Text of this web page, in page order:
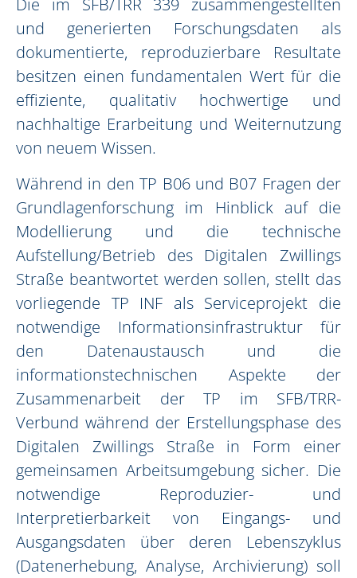
Die im SFB/TRR 339 zusammengestellten
und generierten Forschungsdaten als
dokumentierte, reproduzierbare Resultate
besitzen einen fundamentalen Wert für die
effiziente, qualitativ hochwertige und
nachhaltige Erarbeitung und Weiternutzung
von neuem Wissen.
Während in den TP B06 und B07 Fragen der
Grundlagenforschung im Hinblick auf die
Modellierung und die technische
Aufstellung/Betrieb des Digitalen Zwillings
Straße beantwortet werden sollen, stellt das
vorliegende TP INF als Serviceprojekt die
notwendige Informationsinfrastruktur für
den Datenaustausch und die
informationstechnischen Aspekte der
Zusammenarbeit der TP im SFB/TRR-
Verbund während der Erstellungsphase des
Digitalen Zwillings Straße in Form einer
gemeinsamen Arbeitsumgebung sicher. Die
notwendige Reproduzier- und
Interpretierbarkeit von Eingangs- und
Ausgangsdaten über deren Lebenszyklus
(Datenerhebung, Analyse, Archivierung) soll